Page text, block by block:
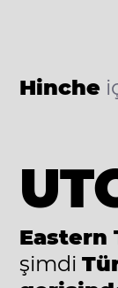
Hinche
Eastern
şimdi